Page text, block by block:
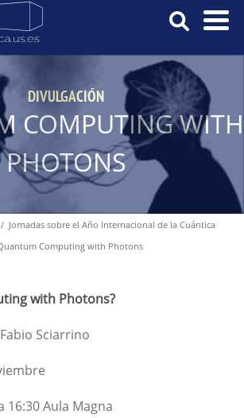
DIVULGACIÓN
COMPUTING WITH
PHOTONS
Jornadas sobre el Año Internacional de la Cuántica
Computing with Photons
with Photons?
Sciarrino
16:30 Aula Magna